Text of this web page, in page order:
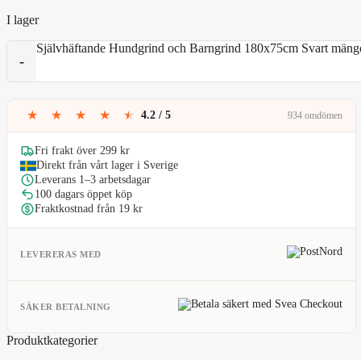
I lager
Självhäftande Hundgrind och Barngrind 180x75cm Svart
★ ★ ★ ★ ★ 4.2 / 5 934 omdömen
Fri frakt över 299 kr
Direkt från vårt lager i Sverige
Leverans 1–3 arbetsdagar
100 dagars öppet köp
Fraktkostnad från 19 kr
LEVERERAS MED
SÄKER BETALNING
Produktkategorier